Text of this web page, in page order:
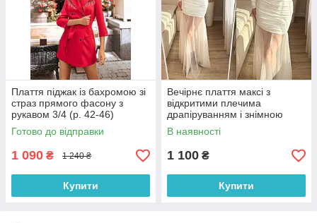
Плаття піджак із бахромою зі
страз прямого фасону з
рукавом 3/4 (р. 42-46)
66032050Qr
Готово до відправки
1 090 ₴ 1 240 ₴
Купити
Вечірнє плаття максі з
відкритими плечима
драпіруванням і знімною
фатиновою спідницею (р. 42-
46) 33036307
В наявності
1 100 ₴
Купити